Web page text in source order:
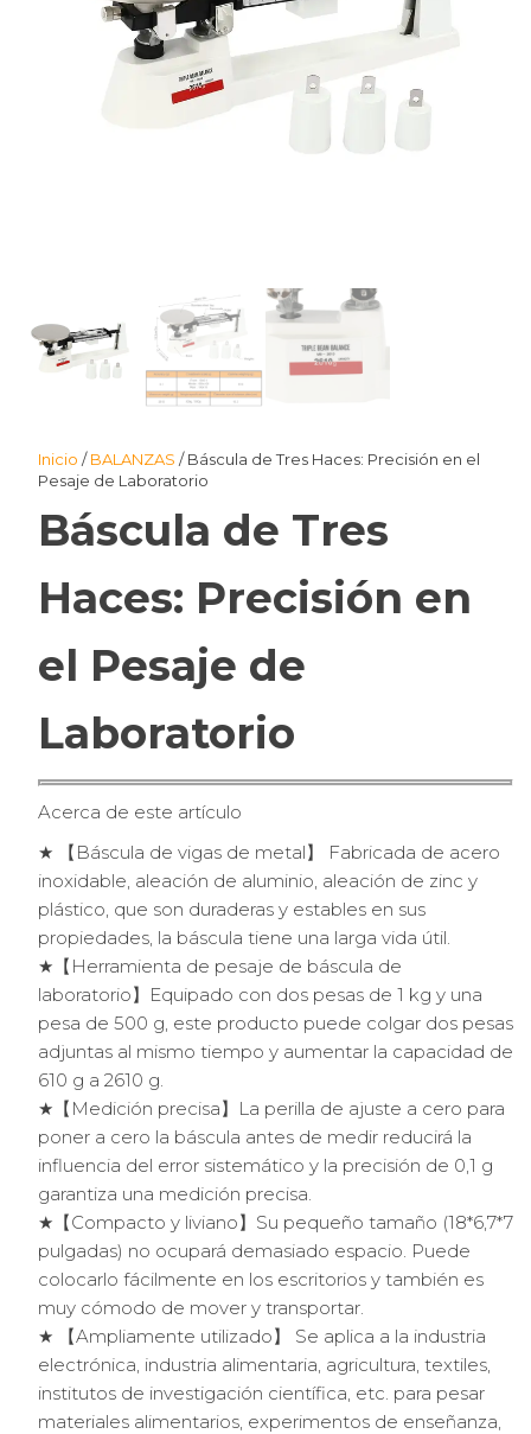
Inicio /BALANZAS / Báscula de Tres Haces: Precisión en el
Pesaje de Laboratorio
Báscula de Tres
Haces: Precisión en
el Pesaje de
Laboratorio
Acerca de este artículo
★ 【Báscula de vigas de metal】 Fabricada de acero
inoxidable, aleación de aluminio, aleación de zinc y
plástico, que son duraderas y estables en sus
propiedades, la báscula tiene una larga vida útil.
★【Herramienta de pesaje de báscula de
laboratorio】Equipado con dos pesas de 1 kg y una
pesa de 500 g, este producto puede colgar dos pesas
adjuntas al mismo tiempo y aumentar la capacidad de
610 g a 2610 g.
★【Medición precisa】La perilla de ajuste a cero para
poner a cero la báscula antes de medir reducirá la
influencia del error sistemático y la precisión de 0,1 g
garantiza una medición precisa.
★【Compacto y liviano】Su pequeño tamaño (18*6,7*7
pulgadas) no ocupará demasiado espacio. Puede
colocarlo fácilmente en los escritorios y también es
muy cómodo de mover y transportar.
★ 【Ampliamente utilizado】 Se aplica a la industria
electrónica, industria alimentaria, agricultura, textiles,
institutos de investigación científica, etc. para pesar
materiales alimentarios, experimentos de enseñanza,